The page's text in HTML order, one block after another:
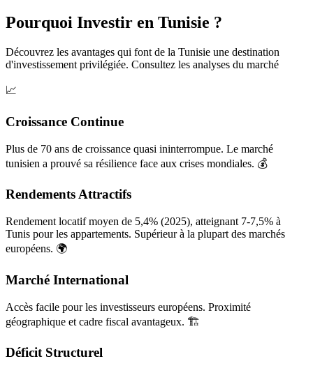
Pourquoi Investir en Tunisie ?
Découvrez les avantages qui font de la Tunisie une destination
d'investissement privilégiée. Consultez les analyses du marché
📈
Croissance Continue
Plus de 70 ans de croissance quasi ininterrompue. Le marché
tunisien a prouvé sa résilience face aux crises mondiales. 💰
Rendements Attractifs
Rendement locatif moyen de 5,4% (2025), atteignant 7-7,5% à
Tunis pour les appartements. Supérieur à la plupart des marchés
européens. 🌍
Marché International
Accès facile pour les investisseurs européens. Proximité
géographique et cadre fiscal avantageux. 🏗️
Déficit Structurel